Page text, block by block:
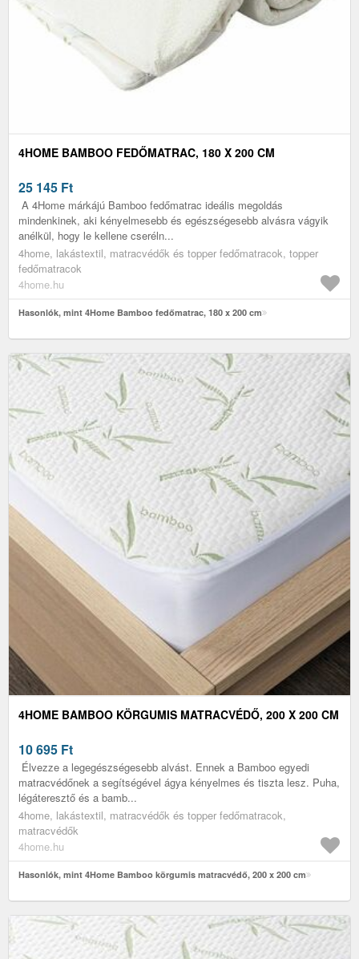
4HOME BAMBOO FEDŐMATRAC, 180 X 200 CM
25 145 Ft
A 4Home márkájú Bamboo fedőmatrac ideális megoldás
mindenkinek, aki kényelmesebb és egészségesebb alvásra vágyik
anélkül, hogy le kellene cseréln...
4home, lakástextil, matracvédők és topper fedőmatracok, topper
fedőmatracok
4home.hu
Hasonlók, mint 4Home Bamboo fedőmatrac, 180 x 200 cm
4HOME BAMBOO KÖRGUMIS MATRACVÉDŐ, 200 X 200 CM
10 695 Ft
Élvezze a legegészségesebb alvást. Ennek a Bamboo egyedi
matracvédőnek a segítségével ágya kényelmes és tiszta lesz. Puha,
légáteresztő és a bamb...
4home, lakástextil, matracvédők és topper fedőmatracok,
matracvédők
4home.hu
Hasonlók, mint 4Home Bamboo körgumis matracvédő, 200 x 200 cm